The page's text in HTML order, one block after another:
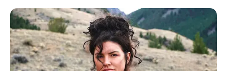
Indra Kesuma (Indra Kenz)